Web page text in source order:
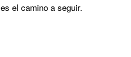
el camino a seguir.